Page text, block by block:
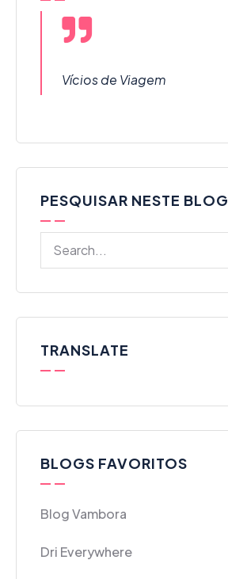
Vícios de Viagem
PESQUISAR NESTE BLOG
TRANSLATE
BLOGS FAVORITOS
Blog Vambora
Dri Everywhere